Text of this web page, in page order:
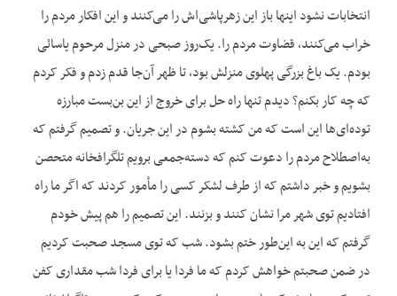
انتخابات نشود اینها باز این زهرپاشی‌اش را می‌کنند و این افکار مردم را
خراب می‌کنند، قضاوت مردم را. یک‌روز صبحی در منزل مرحوم یاسائی
بودم. یک باغ بزرگی پهلوی منزلش بود، تا ظهر آن‌جا قدم زدم و فکر کردم
که چه کار بکنم؟ دیدم تنها راه حل برای خروج از این بن‌بست مبارزه
توده‌ای‌ها این است که من کشته بشوم در این جریان. و تصمیم گرفتم که
به‌اصطلاح مردم را دعوت کنم که دسته‌جمعی برویم تلگرافخانه متحصن
بشویم و خبر داشتم که از طرف لشکر کسی را مأمور کردند که اگر ما راه
افتادیم توی شهر مرا نشان کنند و بزنند. این تصمیم را هم پیش خودم
گرفتم که این به این‌طور ختم بشود. شب که توی مسجد صحبت کردیم
در ضمن صحبتم خواهش کردم که ما فردا یا برای فردا شب مقداری کفن